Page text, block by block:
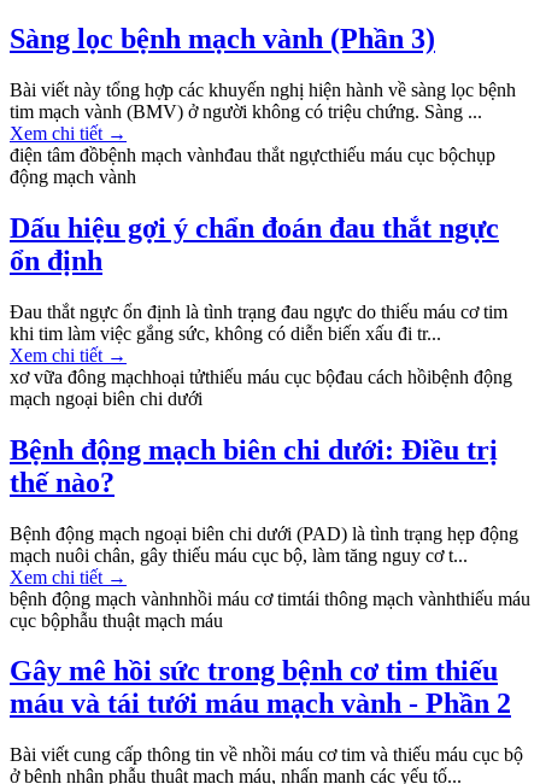
Sàng lọc bệnh mạch vành (Phần 3)
Bài viết này tổng hợp các khuyến nghị hiện hành về sàng lọc bệnh
tim mạch vành (BMV) ở người không có triệu chứng. Sàng ...
Xem chi tiết →
điện tâm đồbệnh mạch vànhđau thắt ngựcthiếu máu cục bộchụp
động mạch vành
Dấu hiệu gợi ý chẩn đoán đau thắt ngực
ổn định
Đau thắt ngực ổn định là tình trạng đau ngực do thiếu máu cơ tim
khi tim làm việc gắng sức, không có diễn biến xấu đi tr...
Xem chi tiết →
xơ vữa đông mạchhoại tửthiếu máu cục bộđau cách hồibệnh động
mạch ngoại biên chi dưới
Bệnh động mạch biên chi dưới: Điều trị
thế nào?
Bệnh động mạch ngoại biên chi dưới (PAD) là tình trạng hẹp động
mạch nuôi chân, gây thiếu máu cục bộ, làm tăng nguy cơ t...
Xem chi tiết →
bệnh động mạch vànhnhồi máu cơ timtái thông mạch vànhthiếu máu
cục bộphẫu thuật mạch máu
Gây mê hồi sức trong bệnh cơ tim thiếu
máu và tái tưới máu mạch vành - Phần 2
Bài viết cung cấp thông tin về nhồi máu cơ tim và thiếu máu cục bộ
ở bệnh nhân phẫu thuật mạch máu, nhấn mạnh các yếu tố...